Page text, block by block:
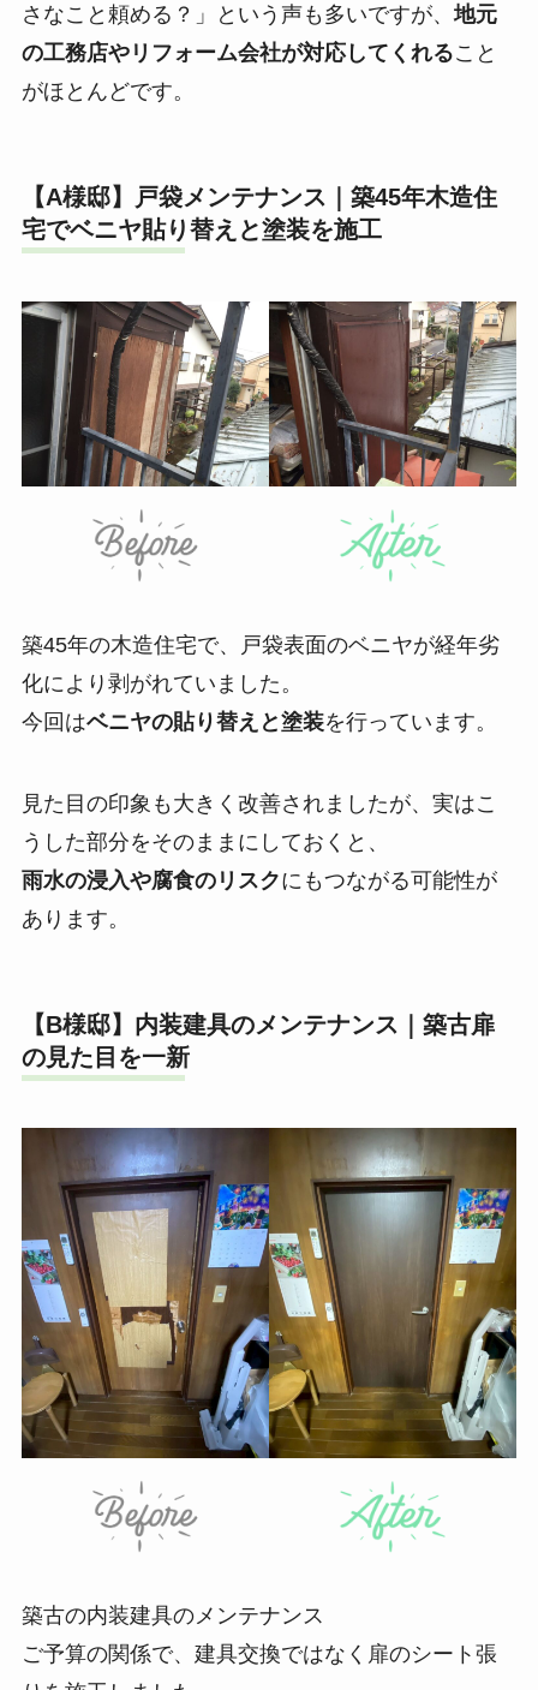
さなこと頼める？」という声も多いですが、地元
の工務店やリフォーム会社が対応してくれること
がほとんどです。
【A様邸】戸袋メンテナンス｜築45年木造住
宅でベニヤ貼り替えと塗装を施工
築45年の木造住宅で、戸袋表面のベニヤが経年劣
化により剥がれていました。
今回はベニヤの貼り替えと塗装を行っています。
見た目の印象も大きく改善されましたが、実はこ
うした部分をそのままにしておくと、
雨水の浸入や腐食のリスクにもつながる可能性が
あります。
【B様邸】内装建具のメンテナンス｜築古扉
の見た目を一新
築古の内装建具のメンテナンス
ご予算の関係で、建具交換ではなく扉のシート張